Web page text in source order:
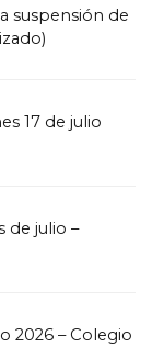
suspensión de
17 de julio
de julio –
2026 – Colegio